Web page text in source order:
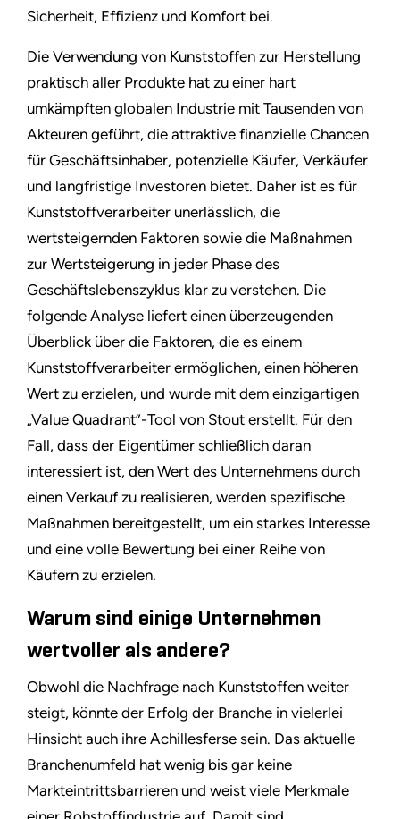
Sicherheit, Effizienz und Komfort bei.
Die Verwendung von Kunststoffen zur Herstellung
praktisch aller Produkte hat zu einer hart
umkämpften globalen Industrie mit Tausenden von
Akteuren geführt, die attraktive finanzielle Chancen
für Geschäftsinhaber, potenzielle Käufer, Verkäufer
und langfristige Investoren bietet. Daher ist es für
Kunststoffverarbeiter unerlässlich, die
wertsteigernden Faktoren sowie die Maßnahmen
zur Wertsteigerung in jeder Phase des
Geschäftslebenszyklus klar zu verstehen. Die
folgende Analyse liefert einen überzeugenden
Überblick über die Faktoren, die es einem
Kunststoffverarbeiter ermöglichen, einen höheren
Wert zu erzielen, und wurde mit dem einzigartigen
„Value Quadrant”-Tool von Stout erstellt. Für den
Fall, dass der Eigentümer schließlich daran
interessiert ist, den Wert des Unternehmens durch
einen Verkauf zu realisieren, werden spezifische
Maßnahmen bereitgestellt, um ein starkes Interesse
und eine volle Bewertung bei einer Reihe von
Käufern zu erzielen.
Warum sind einige Unternehmen
wertvoller als andere?
Obwohl die Nachfrage nach Kunststoffen weiter
steigt, könnte der Erfolg der Branche in vielerlei
Hinsicht auch ihre Achillesferse sein. Das aktuelle
Branchenumfeld hat wenig bis gar keine
Markteintrittsbarrieren und weist viele Merkmale